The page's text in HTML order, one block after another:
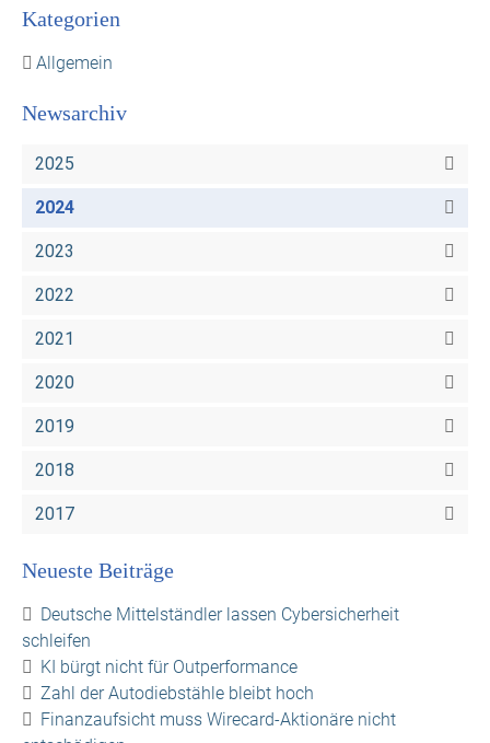
Kategorien
Allgemein
Newsarchiv
2025
2024
2023
2022
2021
2020
2019
2018
2017
Neueste Beiträge
Deutsche Mittelständler lassen Cybersicherheit
schleifen
KI bürgt nicht für Outperformance
Zahl der Autodiebstähle bleibt hoch
Finanzaufsicht muss Wirecard-Aktionäre nicht